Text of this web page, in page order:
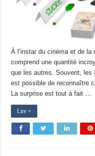
À l’instar du cinéma et de
comprend une quantité
que les autres. Souvent, les
est possible de reconnaître
La surprise est tout à fait …
Lire +